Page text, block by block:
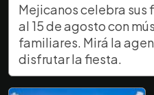
Mejicanos celebra sus
al 15 de agosto con
familiares. Mirá la
disfrutar la fiesta.